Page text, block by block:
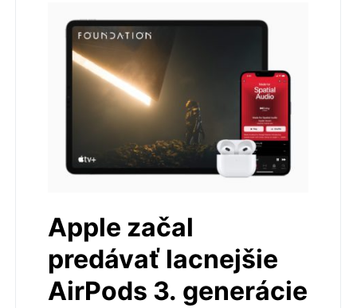
Apple začal
predávať lacnejšie
AirPods 3. generácie